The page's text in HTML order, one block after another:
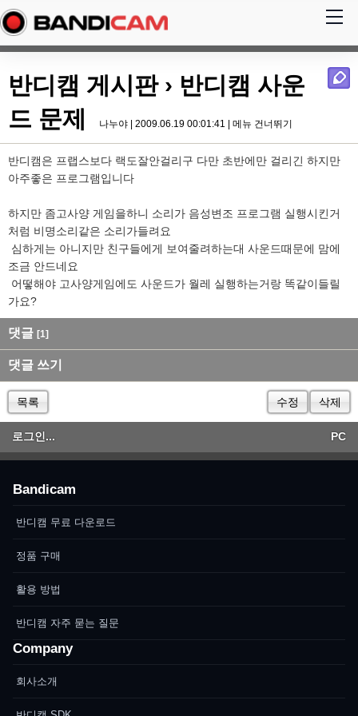
반디캠 게시판› 반디캠 사운
드 문제
나누야 | 2009.06.19 00:01:41 | 메뉴 건너뛰기
반디캠은 프랩스보다 랙도잘안걸리구 다만 초반에만 걸리긴 하지만
아주좋은 프로그램입니다
하지만 좀고사양 게임을하니 소리가 음성변조 프로그램 실행시킨거
처럼 비명소리같은 소리가들려요
심하게는 아니지만 친구들에게 보여줄려하는대 사운드때문에 맘에
조금 안드네요
어떻해야 고사양게임에도 사운드가 월레 실행하는거랑 똑같이들릴
가요?
댓글 [1]
댓글 쓰기
목록 수정 삭제
로그인... PC
Bandicam
반디캠 무료 다운로드
정품 구매
활용 방법
반디캠 자주 묻는 질문
Company
회사소개